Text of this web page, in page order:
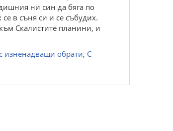
ни син да бяга по
в съня си и се събудих.
Скалистите планини, и
изненадващи обрати, С